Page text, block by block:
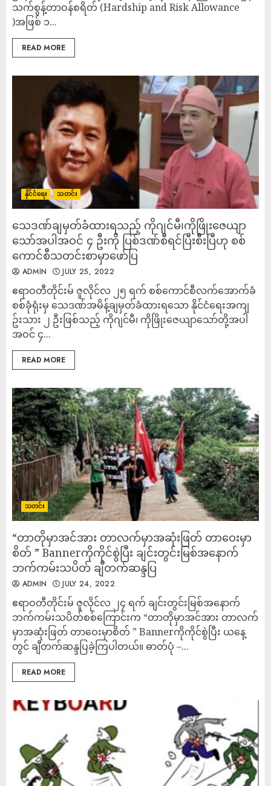
သက်စွန့်တာဝန်စရိတ် (Hardship and Risk Allowance
)အဖြစ် ၁...
READ MORE
နိုင်ငံရေး သတင်း
သေဒဏ်ချမှတ်ခံထားရသည့် ကိုဂျင်မီ၊ကိုဖြိုးဇေယျာ
သော်အပါအဝင် ၄ ဦးကို ပြစ်ဒဏ်စီရင်ပြီးစီးပြီဟု စစ်
ကောင်စီသတင်းစာမှာဖော်ပြ
ADMIN JULY 25, 2022
ဧရာဝတီတိုင်းမ် ဇူလိုင်လ ၂၅ ရက် စစ်ကောင်စီလက်အောက်ခံ
စစ်ခုံရုံးမှ သေဒဏ်အမိန့်ချမှတ်ခံထားရသော နိုင်ငံရေးအကျ
ဥ်းသား ၂ ဦးဖြစ်သည့် ကိုဂျင်မီ၊ ကိုဖြိုးဇေယျာသော်တို့အပါ
အဝင် ၄...
READ MORE
သတင်း
“တာတိုမှာအင်အား တာလက်မှာအဆုံးဖြတ် တာဝေးမှာ
စိတ် ” Bannerကိုကိုင်စွဲပြီး ချင်းတွင်းမြစ်အနောက်
ဘက်ကမ်းသပိတ် ချီတက်ဆန္ဒပြ
ADMIN JULY 24, 2022
ဧရာဝတီတိုင်းမ် ဇူလိုင်လ ၂၄ ရက် ချင်းတွင်းမြစ်အနောက်
ဘက်ကမ်းသပိတ်စစ်ကြောင်းက “တာတိုမှာအင်အား တာလက်
မှာအဆုံးဖြတ် တာဝေးမှာစိတ် ” Bannerကိုကိုင်စွဲပြီး ယနေ့
တွင် ချီတက်ဆန္ဒပြခဲ့ကြပါတယ်။ ဓာတ်ပုံ –...
READ MORE